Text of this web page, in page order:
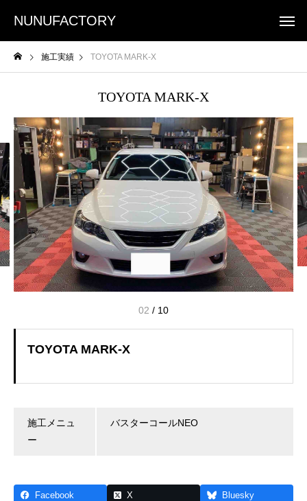
NUNUFACTORY
施工実績 TOYOTA MARK-X
TOYOTA MARK-X
02 / 10
TOYOTA MARK-X
施工メニュ
ー
バスターコールNEO
Facebook X Bluesky